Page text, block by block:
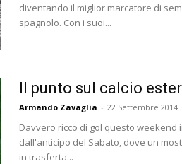
diventando il miglior marcatore di
spagnolo. Con i suoi...
Il punto sul calcio
Armando Zavaglia - 22 Settembre 2014
Davvero ricco di gol questo
dall'anticipo del Sabato, dove un
in trasferta...